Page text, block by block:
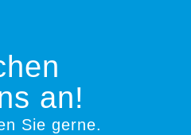
an!
Sie gerne.